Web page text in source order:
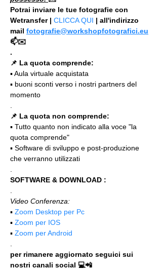
Potrai inviare le tue fotografie con
Wetransfer | CLICCA QUI | all'indirizzo
mail fotografie@workshopfotografici.eu
📫✉️
.
📌 La quota comprende:
▪️ Aula virtuale acquistata
▪️ buoni sconti verso i nostri partners del
momento
📌 La quota non comprende:
▪️ Tutto quanto non indicato alla voce "la
quota comprende"
▪️ Software di sviluppo e post-produzione
che verranno utilizzati
SOFTWARE & DOWNLOAD :
Video Conferenza:
▪️ Zoom Desktop per Pc
▪️ Zoom per IOS
▪️ Zoom per Android
per rimanere aggiornato seguici sui
nostri canali social 💻📲